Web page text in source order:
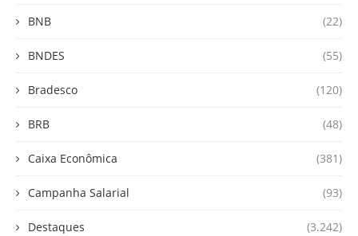
BNB (22)
BNDES (55)
Bradesco (120)
BRB (48)
Caixa Econômica (381)
Campanha Salarial (93)
Destaques (3.242)